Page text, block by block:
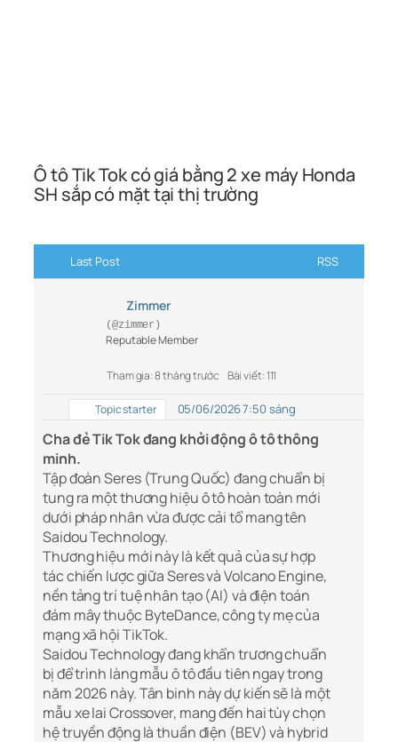
Ô tô Tik Tok có giá bằng 2 xe máy Honda
SH sắp có mặt tại thị trường
Last Post RSS
Zimmer
(@zimmer)
Reputable Member
Tham gia: 8 tháng trước Bài viết: 111
Topic starter 05/06/2026 7:50 sáng
Cha đẻ Tik Tok đang khởi động ô tô thông
minh.
Tập đoàn Seres (Trung Quốc) đang chuẩn bị
tung ra một thương hiệu ô tô hoàn toàn mới
dưới pháp nhân vừa được cải tổ mang tên
Saidou Technology.
Thương hiệu mới này là kết quả của sự hợp
tác chiến lược giữa Seres và Volcano Engine,
nền tảng trí tuệ nhân tạo (AI) và điện toán
đám mây thuộc ByteDance, công ty mẹ của
mạng xã hội TikTok.
Saidou Technology đang khẩn trương chuẩn
bị để trình làng mẫu ô tô đầu tiên ngay trong
năm 2026 này. Tân binh này dự kiến sẽ là một
mẫu xe lai Crossover, mang đến hai tùy chọn
hệ truyền động là thuần điện (BEV) và hybrid